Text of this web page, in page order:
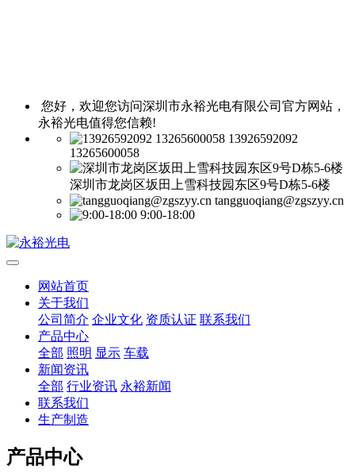
您好，欢迎您访问深圳市永裕光电有限公司官方网站，
永裕光电值得您信赖!
13926592092
13265600058
深圳市龙岗区坂田上雪科技园东区9号D栋5-6楼
tangguoqiang@zgszyy.cn
9:00-18:00
网站首页
关于我们
公司简介 企业文化 资质认证 联系我们
产品中心
全部 照明 显示 车载
新闻资讯
全部 行业资讯 永裕新闻
联系我们
生产制造
产品中心